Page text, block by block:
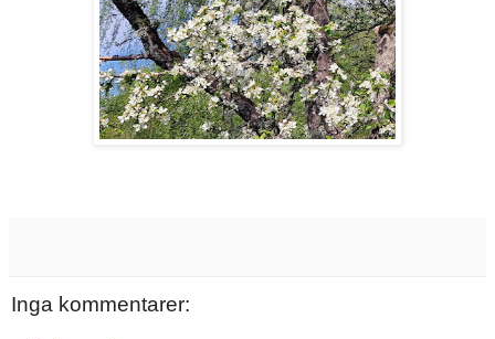
Inga kommentarer: